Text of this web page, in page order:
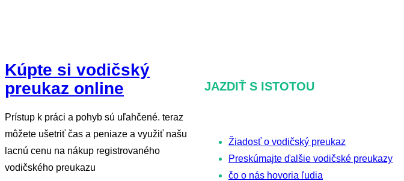
Kúpte si vodičský
preukaz online
Prístup k práci a pohyb sú uľahčené. teraz
môžete ušetriť čas a peniaze a využiť našu
lacnú cenu na nákup registrovaného
vodičského preukazu
JAZDIŤ S ISTOTOU
Žiadosť o vodičský preukaz
Preskúmajte ďalšie vodičské preukazy
čo o nás hovoria ľudia